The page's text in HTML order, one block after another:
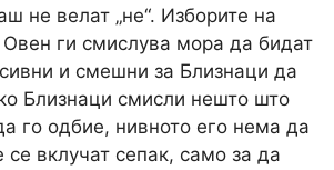
не велат „не“. Изборите на
Овен ги смислува мора да бидат
и смешни за Близнаци да
Близнаци смисли нешто што
го одбие, нивното его нема да
се вклучат сепак, само за да